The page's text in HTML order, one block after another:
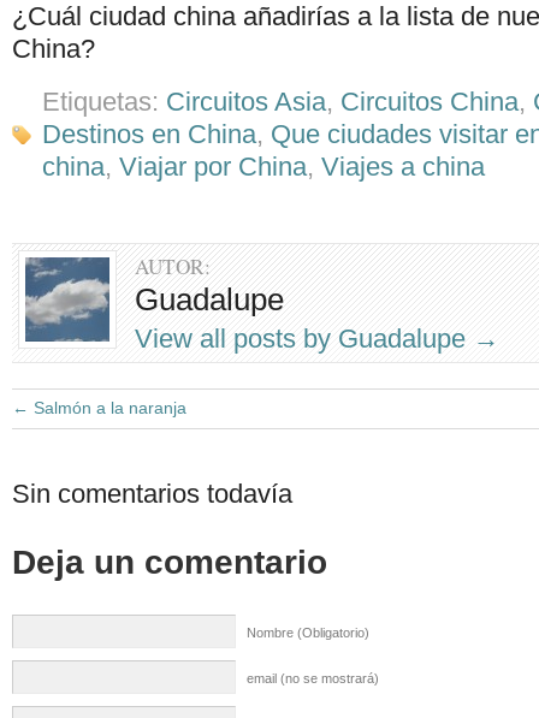
¿Cuál ciudad china añadirías a la lista de
China?
Etiquetas: Circuitos Asia, Circuitos China,
Destinos en China, Que ciudades visitar
china, Viajar por China, Viajes a china
AUTOR:
Guadalupe
View all posts by Guadalupe →
← Salmón a la naranja
Sin comentarios todavía
Deja un comentario
Nombre (Obligatorio)
email (no se mostrará)